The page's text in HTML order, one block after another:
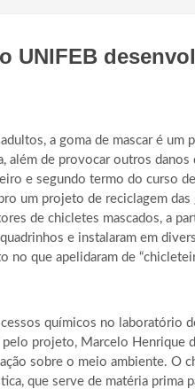
UNIFEB
a goma de mascar é um
além de provocar outros danos
e segundo termo do curso
um projeto de reciclagem das
de chicletes mascados, a
e instalaram em
que apelidaram de
químicos no laboratório
projeto, Marcelo Henrique
sobre o meio ambiente. O
que serve de matéria prima